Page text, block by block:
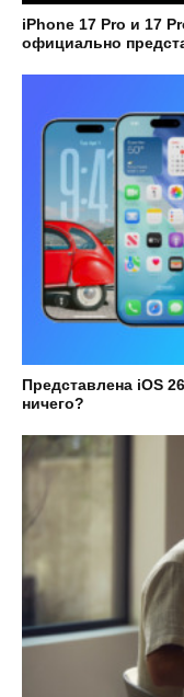
iPhone 17 Pro и 17
официально
Представлена iOS
ничего?